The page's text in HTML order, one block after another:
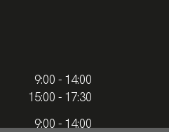
9:00 - 14:00
15:00 - 17:30
9:00 - 14:00